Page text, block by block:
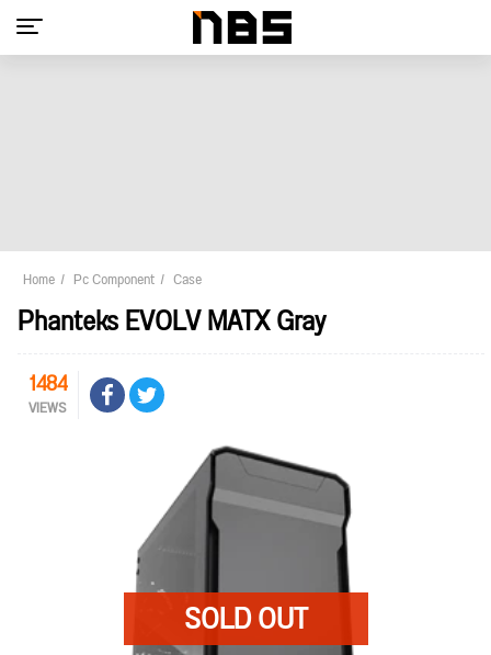
Home Pc Component Case
Phanteks EVOLV MATX Gray
1484
VIEWS